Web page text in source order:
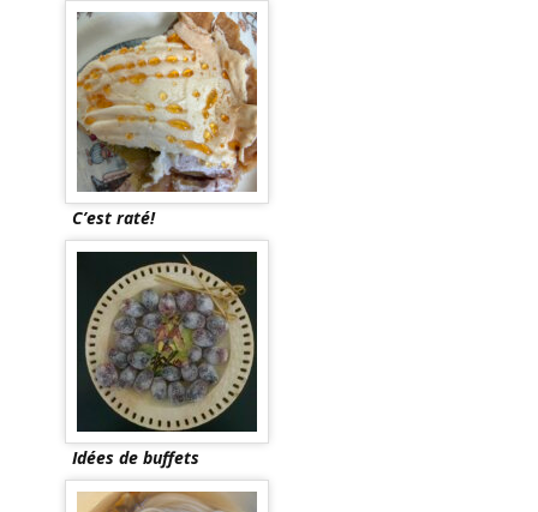
C’est raté!
Idées de buffets